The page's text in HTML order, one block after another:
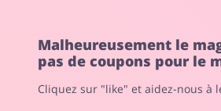
Malheureusement le
pas de coupons pour le
Cliquez sur "like" et aidez-nous à